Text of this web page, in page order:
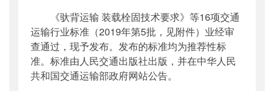
公开日期：2019年07月10日
主题词： 驮背运输;装载栓固;技术要求;行业标
准
机构分类：科技司
主题分类：标准
《驮背运输 装载栓固技术要求》等16项交通
运输行业标准（2019年第5批，见附件）业经审
查通过，现予发布。发布的标准均为推荐性标
准。标准由人民交通出版社出版，并在中华人民
共和国交通运输部政府网站公告。